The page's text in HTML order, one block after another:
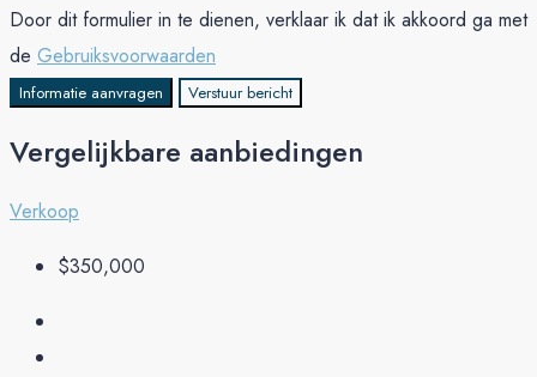
Door dit formulier in te dienen, verklaar ik dat ik akkoord ga met
de Gebruiksvoorwaarden
Informatie aanvragen Verstuur bericht
Vergelijkbare aanbiedingen
Verkoop
$350,000